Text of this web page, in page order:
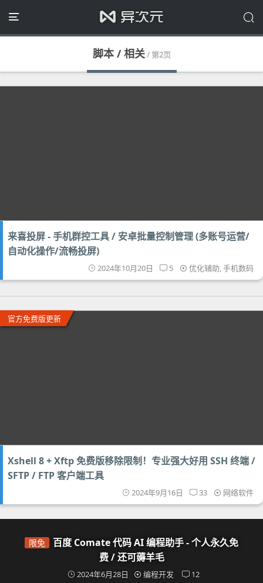
脚本 / 相关/ 第2页
来喜投屏 - 手机群控工具 / 安卓批量控制管理 (多账号运营/
自动化操作/流畅投屏)
2024年10月20日 5 优化辅助,手机数码
官方免费版更新
Xshell 8 + Xftp 免费版移除限制！专业强大好用 SSH 终端 /
SFTP / FTP 客户端工具
2024年9月16日 33 网络软件
限免
百度 Comate 代码 AI 编程助手 - 个人永久免
费 / 还可薅羊毛
2024年6月28日 编程开发 12